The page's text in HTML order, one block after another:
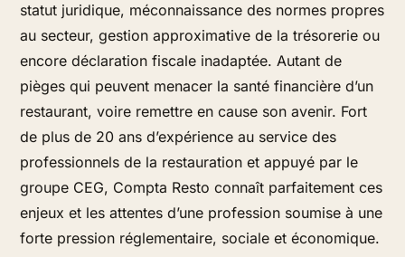
statut juridique, méconnaissance des normes propres
au secteur, gestion approximative de la trésorerie ou
encore déclaration fiscale inadaptée. Autant de
pièges qui peuvent menacer la santé financière d’un
restaurant, voire remettre en cause son avenir. Fort
de plus de 20 ans d’expérience au service des
professionnels de la restauration et appuyé par le
groupe CEG, Compta Resto connaît parfaitement ces
enjeux et les attentes d’une profession soumise à une
forte pression réglementaire, sociale et économique.